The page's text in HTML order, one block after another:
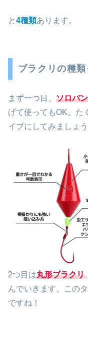
と4種類あります。
ブラクリの種類
まず一つ目、 ソロバ
げて使ってもOK。た
イプにしてみましょう
2つ目は丸形ブラクリ
んでいきます。この
ですね！